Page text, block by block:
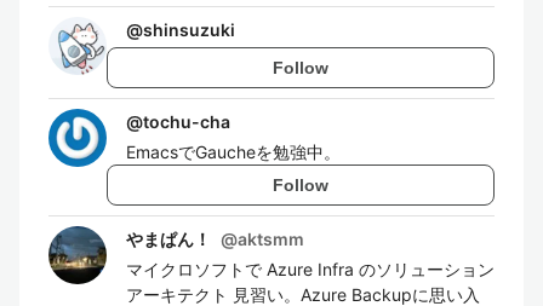
@shinsuzuki
Follow
@tochu-cha
EmacsでGaucheを勉強中。
Follow
やまぱん！ @aktsmm
マイクロソフトで Azure Infra のソリューション
アーキテクト 見習い。Azure Backupに思い入